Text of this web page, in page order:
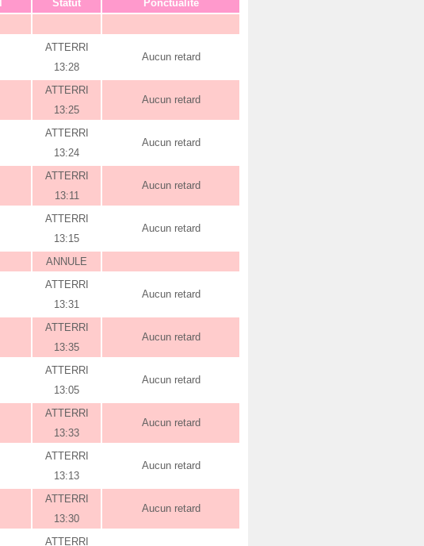
Statut
Ponctualité
ATTERRI
13:28
Aucun retard
ATTERRI
13:25
Aucun retard
ATTERRI
13:24
Aucun retard
ATTERRI
13:11
Aucun retard
ATTERRI
13:15
Aucun retard
ANNULE
ATTERRI
13:31
Aucun retard
ATTERRI
13:35
Aucun retard
ATTERRI
13:05
Aucun retard
ATTERRI
13:33
Aucun retard
ATTERRI
13:13
Aucun retard
ATTERRI
13:30
Aucun retard
ATTERRI